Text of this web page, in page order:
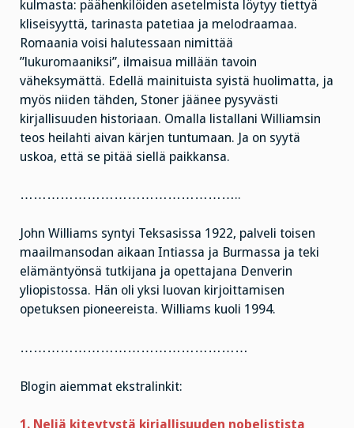
kulmasta: päähenkilöiden asetelmista löytyy tiettyä
kliseisyyttä, tarinasta patetiaa ja melodraamaa.
Romaania voisi halutessaan nimittää
”lukuromaaniksi”, ilmaisua millään tavoin
väheksymättä. Edellä mainituista syistä huolimatta, ja
myös niiden tähden, Stoner jäänee pysyvästi
kirjallisuuden historiaan. Omalla listallani Williamsin
teos heilahti aivan kärjen tuntumaan. Ja on syytä
uskoa, että se pitää siellä paikkansa.
…………………………………………..
John Williams syntyi Teksasissa 1922, palveli toisen
maailmansodan aikaan Intiassa ja Burmassa ja teki
elämäntyönsä tutkijana ja opettajana Denverin
yliopistossa. Hän oli yksi luovan kirjoittamisen
opetuksen pioneereista. Williams kuoli 1994.
……………………………………………
Blogin aiemmat ekstralinkit:
1. Neljä kiteytystä kirjallisuuden nobelistista